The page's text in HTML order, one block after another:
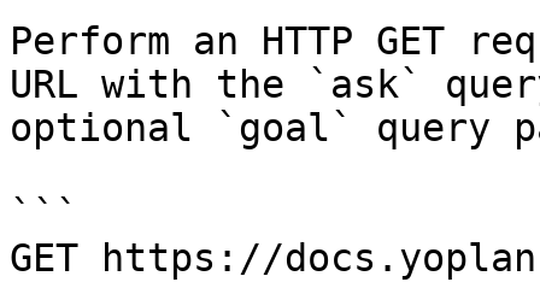
Perform an HTTP GET
URL with the `ask`
optional `goal` query
```
GET https://